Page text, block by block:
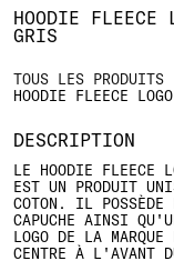
TOUS LES PRODUITS
HOODIE FLEECE
HOODIE FLEECE
GRIS
DESCRIPTION
LE HOODIE FLEECE
EST UN PRODUIT
COTON. IL POSSÈDE
CAPUCHE AINSI
LOGO DE LA
CENTRE À L'AVANT